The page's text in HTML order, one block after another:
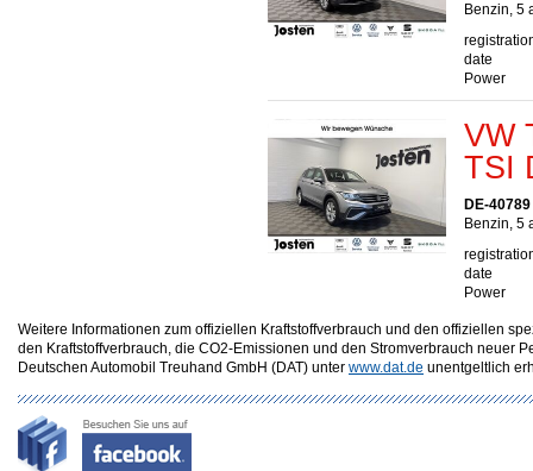
Benzin, 5
date
Power
VW
TSI
DE-
Benzin, 5
date
Power
Weitere Informationen zum offiziellen Kraftstoffverbrauch und den offiziellen
den Kraftstoffverbrauch, die CO2-Emissionen und den Stromverbrauch neuer
Deutschen Automobil Treuhand GmbH (DAT) unter www.dat.de unentgeltlich